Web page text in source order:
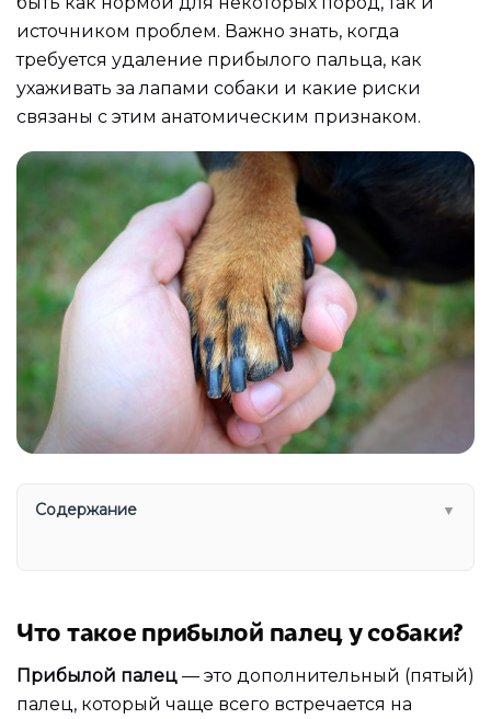
источником проблем. Важно знать, когда
требуется удаление прибылого пальца, как
ухаживать за лапами собаки и какие риски
связаны с этим анатомическим признаком.
Содержание ▼
Что такое прибылой палец у собаки?
Прибылой палец — это дополнительный (пятый)
палец, который чаще всего встречается на